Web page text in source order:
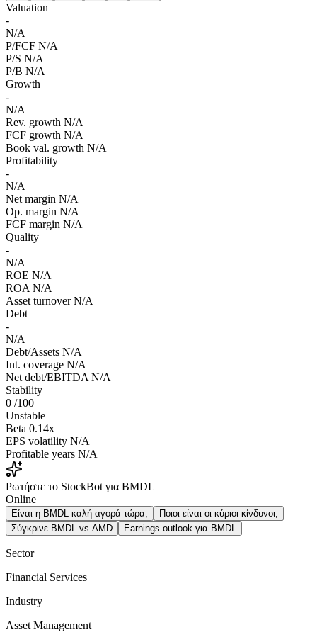
Valuation
-
N/A
P/FCF N/A
P/S N/A
P/B N/A
Growth
-
N/A
Rev. growth N/A
FCF growth N/A
Book val. growth N/A
Profitability
-
N/A
Net margin N/A
Op. margin N/A
FCF margin N/A
Quality
-
N/A
ROE N/A
ROA N/A
Asset turnover N/A
Debt
-
N/A
Debt/Assets N/A
Int. coverage N/A
Net debt/EBITDA N/A
Stability
0 /100
Unstable
Beta 0.14x
EPS volatility N/A
Profitable years N/A
Ρωτήστε το StockBot για BMDL
Online
Είναι η BMDL καλή αγορά τώρα;
Ποιοι είναι οι κύριοι κίνδυνοι;
Σύγκρινε BMDL vs AMD
Earnings outlook για BMDL
Sector
Financial Services
Industry
Asset Management